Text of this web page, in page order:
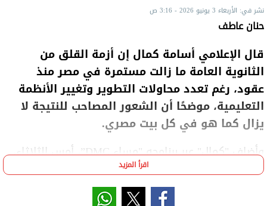
نشر في: الأربعاء 3 يونيو 2026 - 3:16 ص
حنان عاطف
قال الإعلامي أسامة كمال إن أزمة القلق من
الثانوية العامة ما زالت مستمرة في مصر منذ
عقود، رغم تعدد محاولات التطوير وتغيير الأنظمة
التعليمية، موضحًا أن الشعور المصاحب للنتيجة لا
يزال كما هو في كل بيت مصري.
وأضاف "كمال" عبر برنامجه "مساء DMC”، أمس الثلاثاء،
أنه يتذكر فترة دراسته في الثانوية العامة عام 1979، حين
كانت النتيجة تُعلن عبر الإذاعة، وكان صوت المذيع بالنسبة
اقرأ المزيد